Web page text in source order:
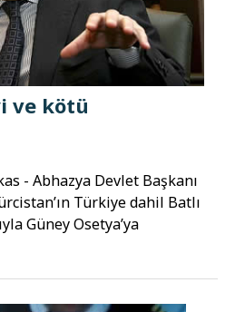
ve kötü
- Abhazya Devlet Başkanı
Türkiye dahil Batlı
Güney Osetya’ya